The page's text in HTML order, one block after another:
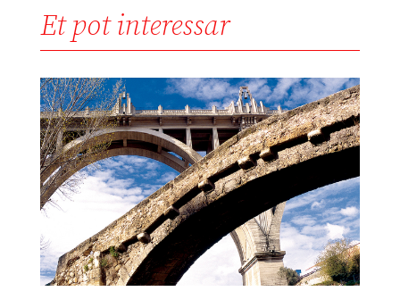
Et pot interessar